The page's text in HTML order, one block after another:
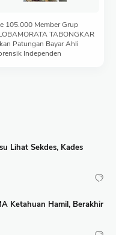
105.000 Member Grup
TABONGKAR
Patungan Bayar Ahli
Independen
Lihat Sekdes, Kades
Ketahuan Hamil, Berakhir